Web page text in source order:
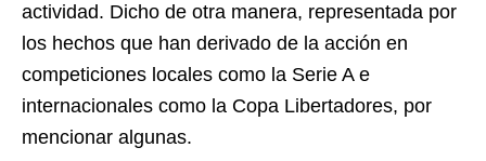
actividad. Dicho de otra manera, representada por
los hechos que han derivado de la acción en
competiciones locales como la Serie A e
internacionales como la Copa Libertadores, por
mencionar algunas.